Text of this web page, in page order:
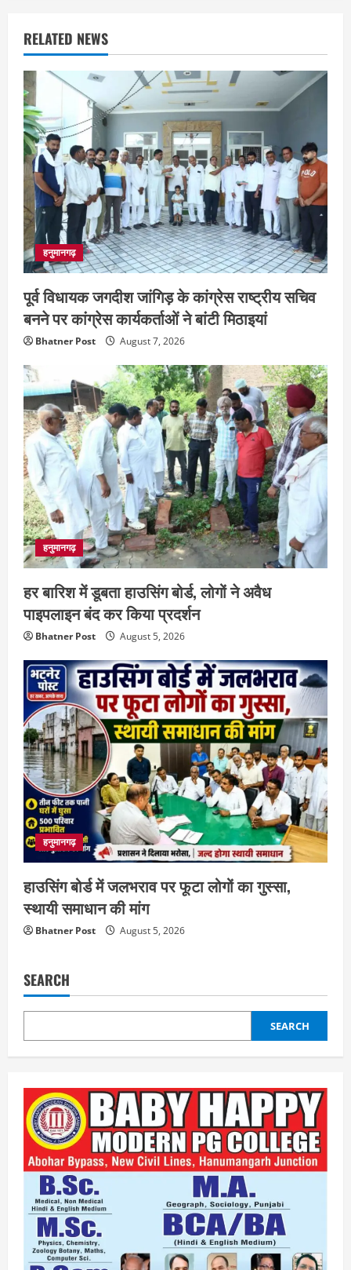
RELATED NEWS
हनुमानगढ़
पूर्व विधायक जगदीश जांगिड़ के कांग्रेस राष्ट्रीय सचिव
बनने पर कांग्रेस कार्यकर्ताओं ने बांटी मिठाइयां
Bhatner Post August 7, 2026
हनुमानगढ़
हर बारिश में डूबता हाउसिंग बोर्ड, लोगों ने अवैध
पाइपलाइन बंद कर किया प्रदर्शन
Bhatner Post August 5, 2026
हनुमानगढ़
हाउसिंग बोर्ड में जलभराव पर फूटा लोगों का गुस्सा,
स्थायी समाधान की मांग
Bhatner Post August 5, 2026
SEARCH
SEARCH